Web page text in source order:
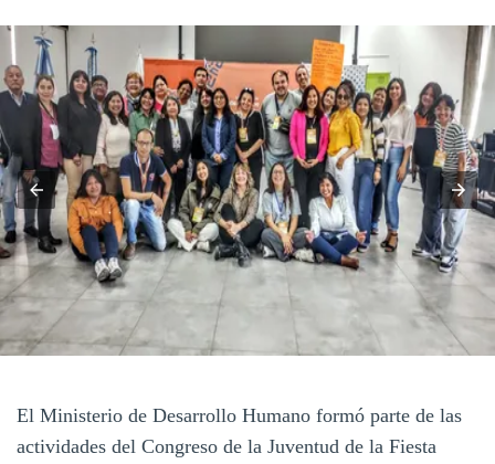
El Ministerio de Desarrollo Humano formó parte de las
actividades del Congreso de la Juventud de la Fiesta